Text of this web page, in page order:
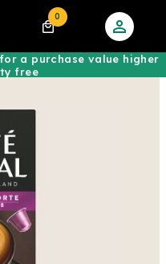
0
a purchase value higher
free